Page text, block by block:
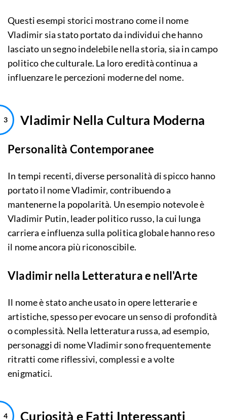
Questi esempi storici mostrano come il nome
Vladimir sia stato portato da individui che hanno
lasciato un segno indelebile nella storia, sia in campo
politico che culturale. La loro eredità continua a
influenzare le percezioni moderne del nome.
Vladimir Nella Cultura Moderna
Personalità Contemporanee
In tempi recenti, diverse personalità di spicco hanno
portato il nome Vladimir, contribuendo a
mantenerne la popolarità. Un esempio notevole è
Vladimir Putin, leader politico russo, la cui lunga
carriera e influenza sulla politica globale hanno reso
il nome ancora più riconoscibile.
Vladimir nella Letteratura e nell'Arte
Il nome è stato anche usato in opere letterarie e
artistiche, spesso per evocare un senso di profondità
o complessità. Nella letteratura russa, ad esempio,
personaggi di nome Vladimir sono frequentemente
ritratti come riflessivi, complessi e a volte
enigmatici.
Curiosità e Fatti Interessanti